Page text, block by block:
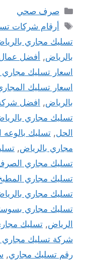
التصنيفات
صرف صحي
الوسوم
أرقام شركات
تسليك مجاري
بالرياض, أفضل
اسعار تسليك مجاري
اسعار تسليك
بالرياض, افضل
تسليك مجاري
الحل, تسليك بالوعه
مجاري بالرياض,
تسليك مجاري
تسليك مجاري
تسليك مجاري
تسليك مجاري
الرياض, تسليك
شركة تسليك مجاري
رقم تسليك مجاري,